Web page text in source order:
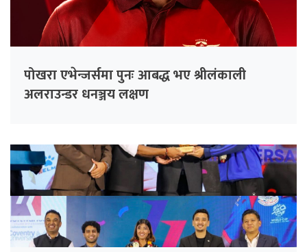
पोखरा एभेन्जर्समा पुनः आबद्ध भए श्रीलंकाली
अलराउन्डर धनञ्जय लक्षण